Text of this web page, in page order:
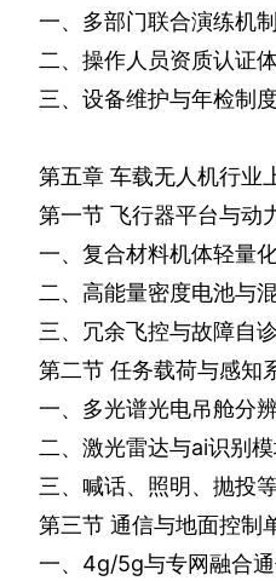
一、多部门联合演练机
二、操作人员资质认证
三、设备维护与年检制
第五章 车载无人机行业
第一节 飞行器平台与动
一、复合材料机体轻量
二、高能量密度电池与
三、冗余飞控与故障自
第二节 任务载荷与感知
一、多光谱光电吊舱分
二、激光雷达与ai识别
三、喊话、照明、抛投
第三节 通信与地面控制
一、 4g/5g与专网融合